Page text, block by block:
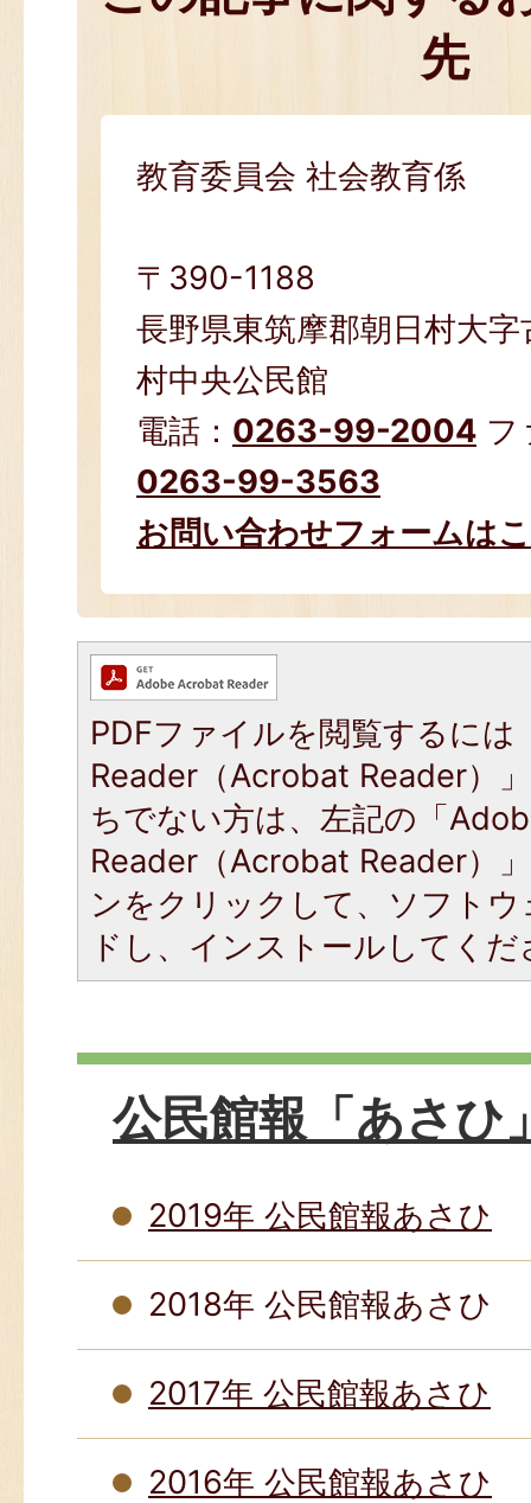
先
教育委員会 社会教育係
〒390-1188
長野県東筑摩郡朝日村大
村中央公民館
電話： 0263-99-2004 フ
0263-99-3563
お問い合わせフォームは
PDFファイルを閲覧するには
Reader（Acrobat Reader）
ちでない方は、左記の「
Reader（Acrobat Reader）
ンをクリックして、ソフト
ドし、インストールしてくだ
公民館報「あさひ
2019年 公民館報あさひ
2018年 公民館報あさひ
2017年 公民館報あさひ
2016年 公民館報あさひ